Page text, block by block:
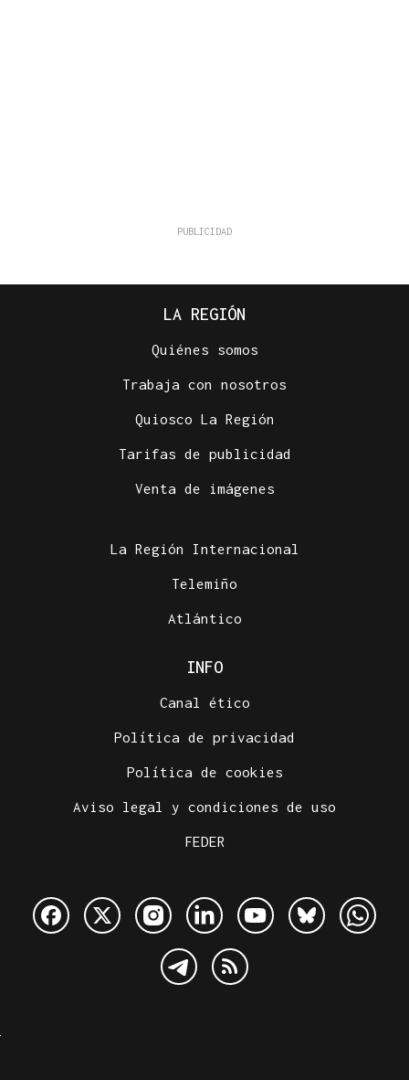
LA REGIÓN
Quiénes somos
Trabaja con nosotros
Quiosco La Región
Tarifas de publicidad
Venta de imágenes
La Región Internacional
Telemiño
Atlántico
INFO
Canal ético
Política de privacidad
Política de cookies
Aviso legal y condiciones de uso
FEDER